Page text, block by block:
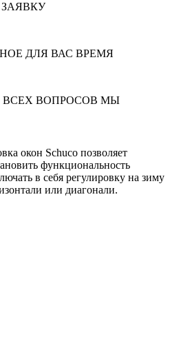
ДЛЯ ВАС ВРЕМЯ
ВСЕХ ВОПРОСОВ МЫ
окон Schuco позволяет
функциональность
в себя регулировку на зиму
или диагонали.